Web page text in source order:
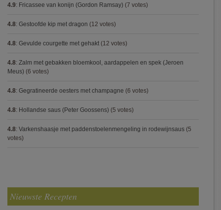
4.9: Fricassee van konijn (Gordon Ramsay) (7 votes)
4.8: Gestoofde kip met dragon (12 votes)
4.8: Gevulde courgette met gehakt (12 votes)
4.8: Zalm met gebakken bloemkool, aardappelen en spek (Jeroen
Meus) (6 votes)
4.8: Gegratineerde oesters met champagne (6 votes)
4.8: Hollandse saus (Peter Goossens) (5 votes)
4.8: Varkenshaasje met paddenstoelenmengeling in rodewijnsaus (5
votes)
Nieuwste Recepten